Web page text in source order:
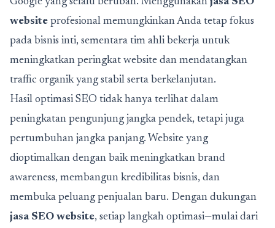
website profesional memungkinkan Anda tetap fokus
pada bisnis inti, sementara tim ahli bekerja untuk
meningkatkan peringkat website dan mendatangkan
traffic organik yang stabil serta berkelanjutan.
Hasil optimasi SEO tidak hanya terlihat dalam
peningkatan pengunjung jangka pendek, tetapi juga
pertumbuhan jangka panjang. Website yang
dioptimalkan dengan baik meningkatkan brand
awareness, membangun kredibilitas bisnis, dan
membuka peluang penjualan baru. Dengan dukungan
jasa SEO website, setiap langkah optimasi—mulai dari